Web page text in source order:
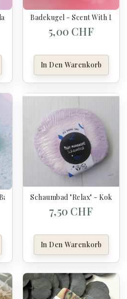
Blaster - Bomb Cosmetics
Badekugel - Scent With
5,00 CHF
In Den Warenkorb
Blaster - Bomb Cosmetics
Schaumbad "Relax" - Kokym
7,50 CHF
In Den Warenkorb